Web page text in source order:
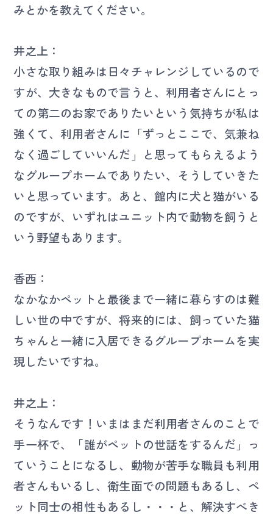
みとかを教えてください。
井之上：
小さな取り組みは日々チャレンジしているので
すが、大きなもので言うと、利用者さんにとっ
ての第二のお家でありたいという気持ちが私は
強くて、利用者さんに「ずっとここで、気兼ね
なく過ごしていいんだ」と思ってもらえるよう
なグループホームでありたい、そうしていきた
いと思っています。あと、館内に犬と猫がいる
のですが、いずれはユニット内で動物を飼うと
いう野望もあります。
香西：
なかなかペットと最後まで一緒に暮らすのは難
しい世の中ですが、将来的には、飼っていた猫
ちゃんと一緒に入居できるグループホームを実
現したいですね。
井之上：
そうなんです！いまはまだ利用者さんのことで
手一杯で、「誰がペットの世話をするんだ」っ
ていうことになるし、動物が苦手な職員も利用
者さんもいるし、衛生面での問題もあるし、ペ
ット同士の相性もあるし・・・と、解決すべき